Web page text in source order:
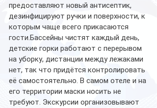
предоставляют новый антисептик,
дезинфицируют ручки и поверхности, к
которым чаще всего прикасаются
гости.Бассейны чистят каждый день,
детские горки работают с перерывом
на уборку, дистанции между лежаками
нет, так что придётся контролировать
её самостоятельно. В самом отеле и на
его территории маски носить не
требуют. Экскурсии организовывают